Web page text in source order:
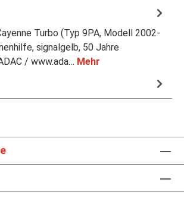
Turbo (Typ 9PA, Modell 2002-
signalgelb, 50 Jahre
/ www.ada… Mehr